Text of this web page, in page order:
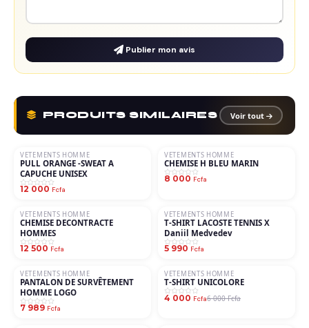
Publier mon avis
PRODUITS SIMILAIRES Voir tout
VETEMENTS HOMME
PULL ORANGE -SWEAT A
CAPUCHE UNISEX
12 000 Fcfa
VETEMENTS HOMME
CHEMISE H BLEU MARIN
8 000 Fcfa
VETEMENTS HOMME
CHEMISE DECONTRACTE
HOMMES
12 500 Fcfa
VETEMENTS HOMME
T-SHIRT LACOSTE TENNIS X
Daniil Medvedev
5 990 Fcfa
VETEMENTS HOMME
PANTALON DE SURVÊTEMENT
HOMME LOGO
7 989 Fcfa
−33%
VETEMENTS HOMME
T-SHIRT UNICOLORE
4 000 Fcfa6 000 Fcfa